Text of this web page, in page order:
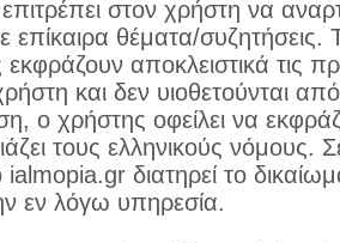
στον χρήστη να
επίκαιρα θέματα/συζητήσεις.
αποκλειστικά τις
και δεν υιοθετούνται
ο χρήστης οφείλει να
τους ελληνικούς νόμους.
διατηρεί το
εν λόγω υπηρεσία.